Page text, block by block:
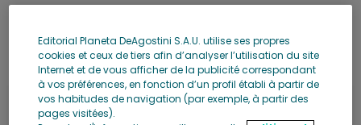
Les premiers numéros
Editorial Planeta DeAgostini S.A.U. utilise ses propres
cookies et ceux de tiers afin d’analyser l’utilisation du site
Internet et de vous afficher de la publicité correspondant
à vos préférences, en fonction d’un profil établi à partir de
vos habitudes de navigation (par exemple, à partir des
pages visitées).